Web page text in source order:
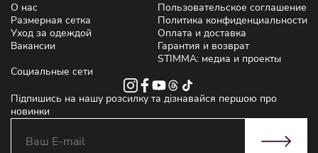
О нас
Размерная сетка
Уход за одеждой
Вакансии
Пользовательское соглашение
Политика конфиденциальности
Оплата и доставка
Гарантия и возврат
STIMMA: медиа и проекты
Социальные сети
Підпишись на нашу розсилку та дізнавайся першою про
новинки